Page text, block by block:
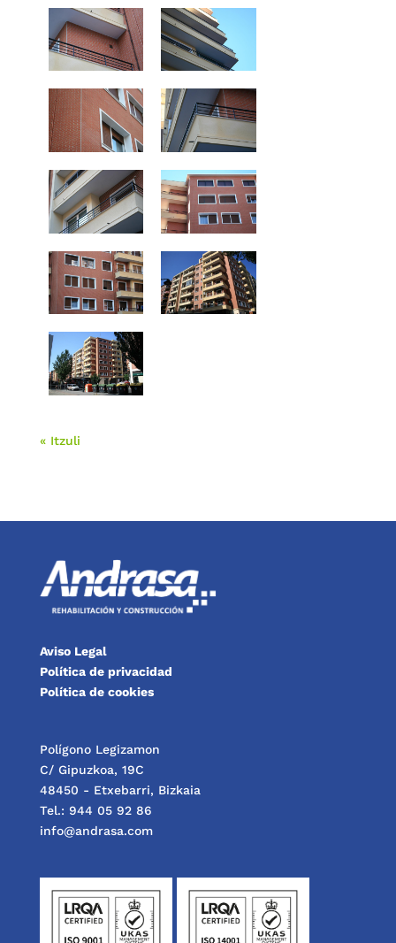
« Itzuli
Aviso Legal
Política de privacidad
Política de cookies
Polígono Legizamon
C/ Gipuzkoa, 19C
48450 - Etxebarri, Bizkaia
Tel.: 944 05 92 86
info@andrasa.com